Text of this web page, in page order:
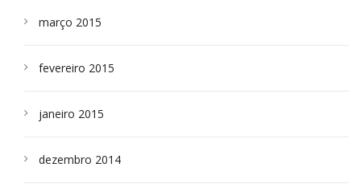
março 2015
fevereiro 2015
janeiro 2015
dezembro 2014